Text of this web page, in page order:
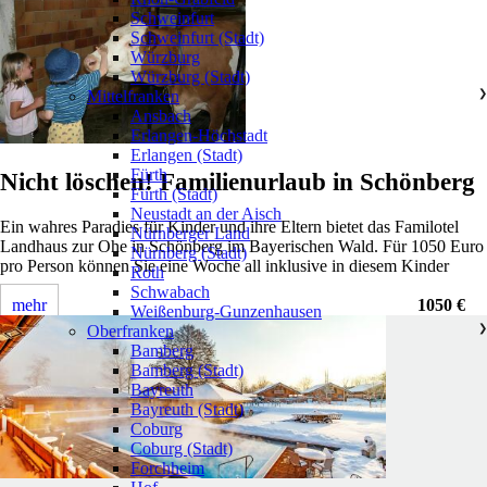
Nicht löschen! Familienurlaub in Schönberg
Ein wahres Paradies für Kinder und ihre Eltern bietet das Familotel
Landhaus zur Ohe in Schönberg im Bayerischen Wald. Für 1050 Euro
pro Person können Sie eine Woche all inklusive in diesem Kinder
1050 €
mehr
Schweinfurt
Schweinfurt (Stadt)
Würzburg
Würzburg (Stadt)
Mittelfranken
❯
Ansbach
Erlangen-Höchstadt
Erlangen (Stadt)
Fürth
Fürth (Stadt)
Neustadt an der Aisch
Nürnberger Land
Nürnberg (Stadt)
Roth
Schwabach
Weißenburg-Gunzenhausen
Oberfranken
❯
Bamberg
Bamberg (Stadt)
Bayreuth
Bayreuth (Stadt)
Coburg
Coburg (Stadt)
Forchheim